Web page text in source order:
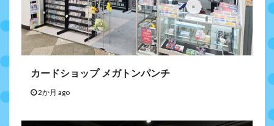
カードショップ メガトンパンチ
2か月 ago